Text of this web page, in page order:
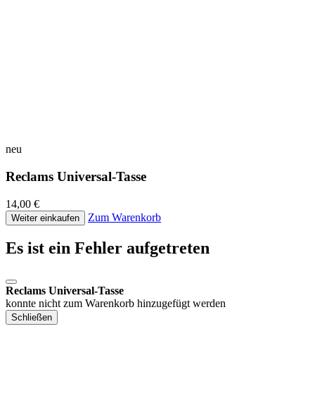
neu
Reclams Universal-Tasse
14,00 €
Weiter einkaufen Zum Warenkorb
Es ist ein Fehler aufgetreten
Reclams Universal-Tasse
konnte nicht zum Warenkorb hinzugefügt werden
Schließen